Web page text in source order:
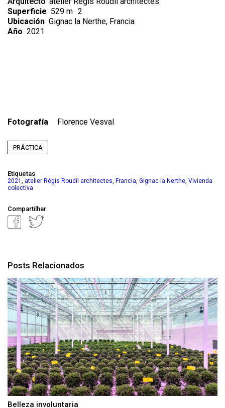
Superficie 529 m 2
Ubicación Gignac la Nerthe, Francia
Año 2021
Fotografía Florence Vesval
PRÁCTICA
Etiquetas
2021 atelier Régis Roudil architectes Francia Gignac la Nerthe Vivienda
colectiva
Compartilhar
Posts Relacionados
Belleza involuntaria